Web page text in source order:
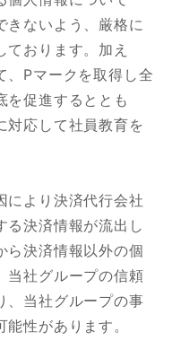
きないよう、厳格に
おります。加え
、Pマークを取得し全
を促進するととも
対応して社員教育を
により決済代行会社
る決済情報が流出し
ら決済情報以外の個
当社グループの信頼
、当社グループの事
性があります。